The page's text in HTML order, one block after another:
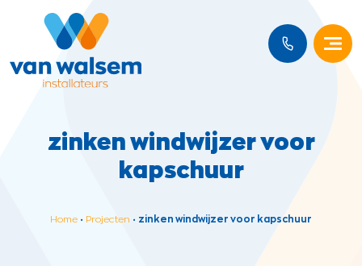
zinken windwijzer voor
kapschuur
Home • Projecten • zinken windwijzer voor kapschuur